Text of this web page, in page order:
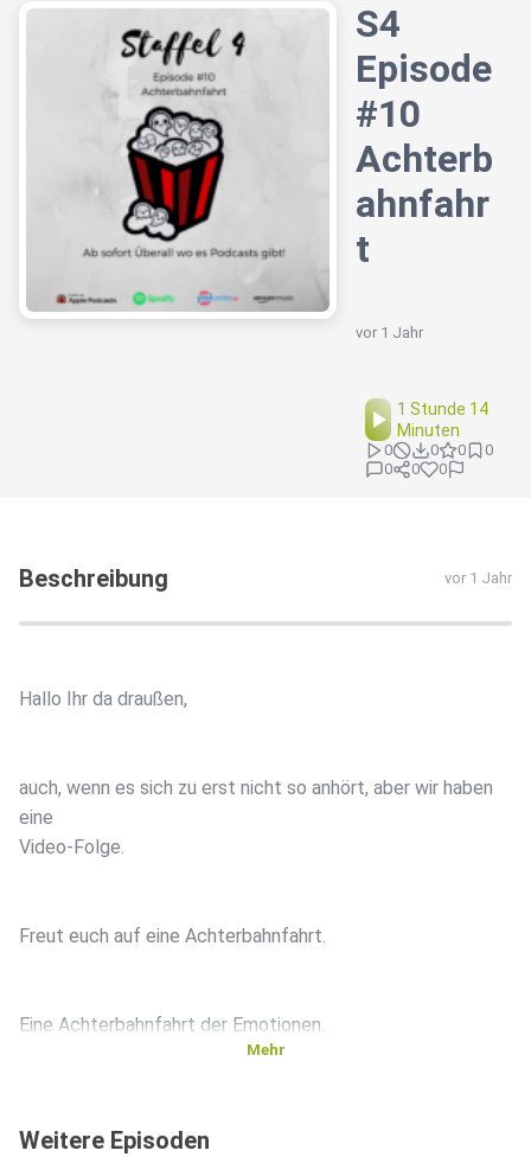
S4
Episode
#10
Achterb
ahnfahr
t
vor 1 Jahr
1 Stunde 14
Minuten
0 0 0
0
0
0 0
Beschreibung vor 1 Jahr
Hallo Ihr da draußen,
auch, wenn es sich zu erst nicht so anhört, aber wir haben
eine
Video-Folge.
Freut euch auf eine Achterbahnfahrt.
Eine Achterbahnfahrt der Emotionen.
Mehr
Weitere Episoden